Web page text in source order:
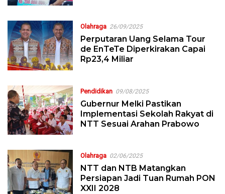
Olahraga 26/09/2025
Perputaran Uang Selama Tour
de EnTeTe Diperkirakan Capai
Rp23,4 Miliar
Pendidikan 09/08/2025
Gubernur Melki Pastikan
Implementasi Sekolah Rakyat di
NTT Sesuai Arahan Prabowo
Olahraga 02/06/2025
NTT dan NTB Matangkan
Persiapan Jadi Tuan Rumah PON
XXII 2028